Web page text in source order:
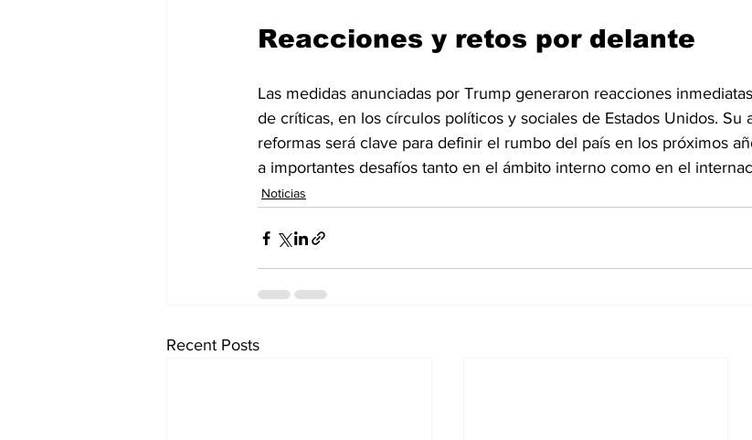
Reacciones y retos por delante
Las medidas anunciadas por Trump generaron reacciones
de críticas, en los círculos políticos y sociales de Estados Unidos. Su
reformas será clave para definir el rumbo del país en los próximos
a importantes desafíos tanto en el ámbito interno como en el
Noticias
Recent Posts